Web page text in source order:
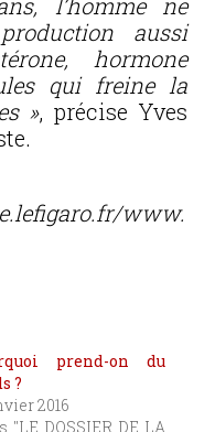
aussi
hormone
qui freine la
», précise Yves
www.
prend-on du
?
2016
"LE DOSSIER DE LA